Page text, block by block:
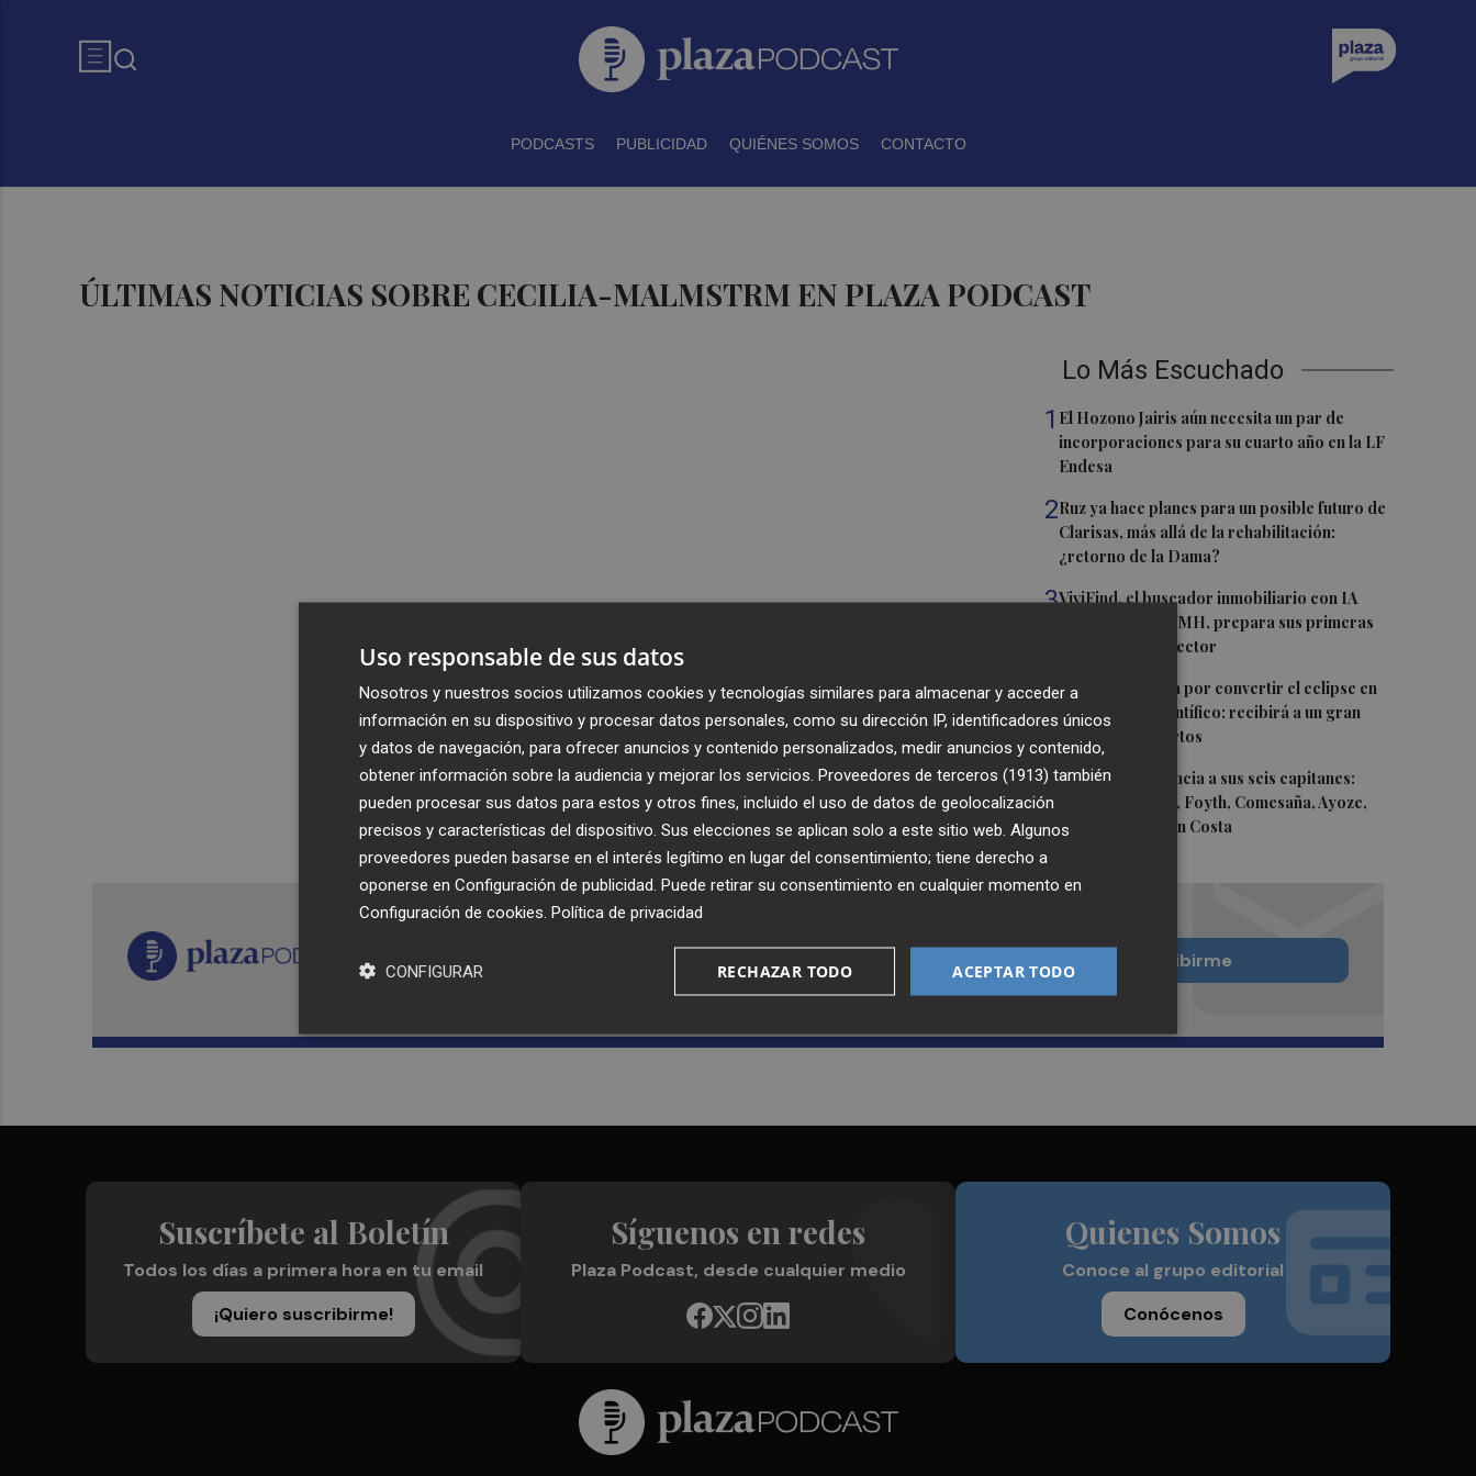
PODCASTS PUBLICIDAD QUIÉNES SOMOS CONTACTO
ÚLTIMAS NOTICIAS SOBRE CECILIA-MALMSTRM EN PLAZA PODCAST
Lo Más Escuchado
1 El Hozono Jairis aún necesita un par de
incorporaciones para su cuarto año en la LF
Endesa
2Ruz ya hace planes para un posible futuro de
Clarisas, más allá de la rehabilitación:
¿retorno de la Dama?
3ViviFind, el buscador inmobiliario con IA
surgido del PCUMH, prepara sus primeras
alianzas con el sector
4Castelló apuesta por convertir el eclipse en
un referente científico: recibirá a un gran
equipo de expertos
5El Villarreal anuncia a sus seis capitanes:
Gerard Moreno, Foyth, Comesaña, Ayoze,
Cardona y Logan Costa
Recibe toda la actualidad de
Plaza Podcast en tu correo
Quiero suscribirme
Suscríbete al Boletín
Todos los días a primera hora en tu email
¡Quiero suscribirme!
Síguenos en redes
Plaza Podcast, desde cualquier medio
Quienes Somos
Conoce al grupo editorial
Conócenos
Uso responsable de sus datos
Nosotros y nuestros socios utilizamos cookies y tecnologías similares para almacenar y acceder a
información en su dispositivo y procesar datos personales, como su dirección IP, identificadores únicos
y datos de navegación, para ofrecer anuncios y contenido personalizados, medir anuncios y contenido,
obtener información sobre la audiencia y mejorar los servicios. Proveedores de terceros (1913) también
pueden procesar sus datos para estos y otros fines, incluido el uso de datos de geolocalización
precisos y características del dispositivo. Sus elecciones se aplican solo a este sitio web. Algunos
proveedores pueden basarse en el interés legítimo en lugar del consentimiento; tiene derecho a
oponerse en Configuración de publicidad . Puede retirar su consentimiento en cualquier momento en
Configuración de cookies Política de privacidad
ACEPTAR TODO
RECHAZAR TODO
CONFIGURAR